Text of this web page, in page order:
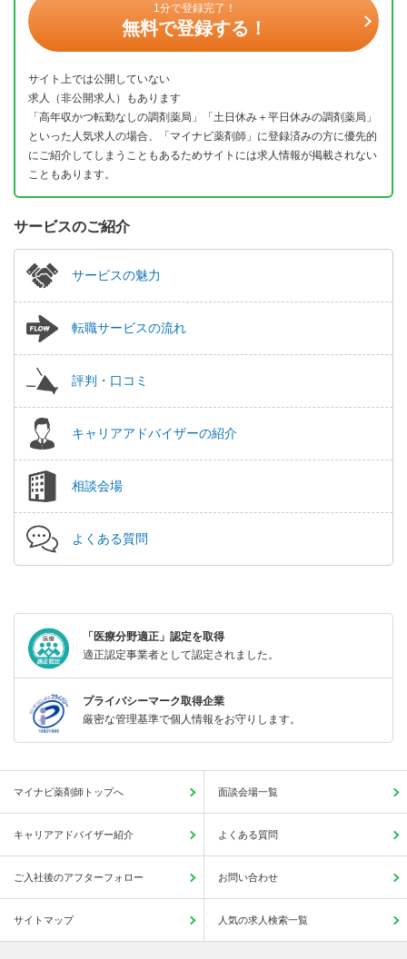
1分で登録完了！
無料で登録する！
サイト上では公開していない
求人（非公開求人）もあります
「高年収かつ転勤なしの調剤薬局」「土日休み＋平日休みの調剤薬局」
といった人気求人の場合、「マイナビ薬剤師」に登録済みの方に優先的
にご紹介してしまうこともあるためサイトには求人情報が掲載されない
こともあります。
サービスのご紹介
サービスの魅力
転職サービスの流れ
評判・口コミ
キャリアアドバイザーの紹介
相談会場
よくある質問
「医療分野適正」認定を取得
適正認定事業者として認定されました。
プライバシーマーク取得企業
厳密な管理基準で個人情報をお守りします。
マイナビ薬剤師トップへ 面談会場一覧
キャリアアドバイザー紹介 よくある質問
ご入社後のアフターフォロー お問い合わせ
サイトマップ 人気の求人検索一覧